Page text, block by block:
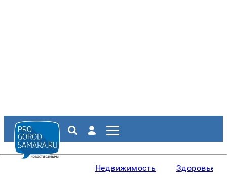
Недвижимость Здоровье